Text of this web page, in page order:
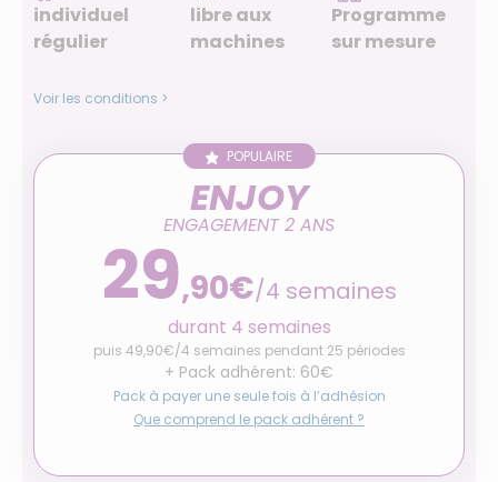
individuel
régulier
libre aux
machines
Programme
sur mesure
Voir les conditions >
POPULAIRE
ENJOY
ENGAGEMENT 2 ANS
29,90€/4 semaines
durant 4 semaines
puis 49,90€/4 semaines pendant 25 périodes
+ Pack adhérent: 60€
Pack à payer une seule fois à l’adhésion
Que comprend le pack adhérent ?